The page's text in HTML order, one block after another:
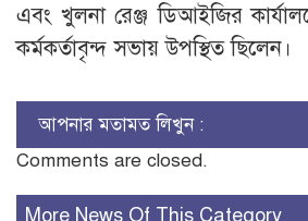
এবং খুলনা রেঞ্জ ডিআইজির
কর্মকর্তাবৃন্দ সভায় উপস্থিত ছিলেন।
আপনার মতামত লিখুন :
Comments are closed.
More News Of This Category